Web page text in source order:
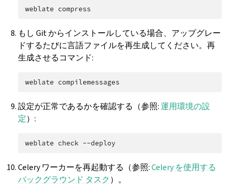
weblate
もし Git からインストールしている場合、アップグレー
ドするたびに言語ファイルを再生成してください。再
生成させるコマンド:
weblate
設定が正常であるかを確認する（参照:運用環境の設
定）:
weblate check
Celery ワーカーを再起動する（参照:Celery を使用する
バックグラウンド タスク ）。